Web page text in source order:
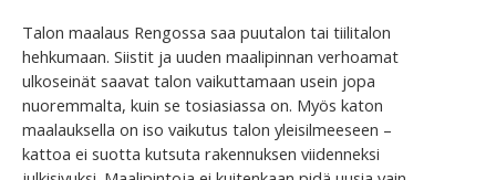
Talon maalaus Rengossa saa puutalon tai tiilitalon
hehkumaan. Siistit ja uuden maalipinnan verhoamat
ulkoseinät saavat talon vaikuttamaan usein jopa
nuoremmalta, kuin se tosiasiassa on. Myös katon
maalauksella on iso vaikutus talon yleisilmeeseen –
kattoa ei suotta kutsuta rakennuksen viidenneksi